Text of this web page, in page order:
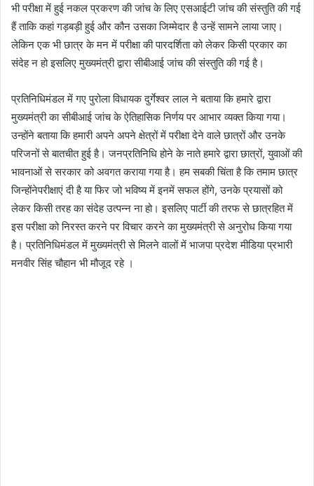
भी परीक्षा में हुई नकल प्रकरण की जांच के लिए एसआईटी जांच की संस्तुति की गई
हैं ताकि कहां गड़बड़ी हुई और कौन उसका जिम्मेदार है उन्हें सामने लाया जाए।
लेकिन एक भी छात्र के मन में परीक्षा की पारदर्शिता को लेकर किसी प्रकार का
संदेह न हो इसलिए मुख्यमंत्री द्वारा सीबीआई जांच की संस्तुति की गई है।
प्रतिनिधिमंडल में गए पुरोला विधायक दुर्गेश्वर लाल ने बताया कि हमारे द्वारा
मुख्यमंत्री का सीबीआई जांच के ऐतिहासिक निर्णय पर आभार व्यक्त किया गया।
उन्होंने बताया कि हमारी अपने अपने क्षेत्रों में परीक्षा देने वाले छात्रों और उनके
परिजनों से बातचीत हुई है। जनप्रतिनिधि होने के नाते हमारे द्वारा छात्रों, युवाओं की
भावनाओं से सरकार को अवगत कराया गया है। हम सबकी चिंता है कि तमाम छात्र
जिन्होंनेपरीक्षाएं दी है या फिर जो भविष्य में इनमें सफल होंगे, उनके प्रयासों को
लेकर किसी तरह का संदेह उत्पन्न ना हो। इसलिए पार्टी की तरफ से छात्रहित में
इस परीक्षा को निरस्त करने पर विचार करने का मुख्यमंत्री से अनुरोध किया गया
है। प्रतिनिधिमंडल में मुख्यमंत्री से मिलने वालों में भाजपा प्रदेश मीडिया प्रभारी
मनवीर सिंह चौहान भी मौजूद रहे ।